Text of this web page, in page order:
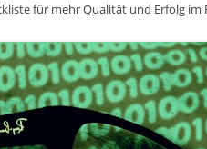
für mehr Qualität und Erfolg im